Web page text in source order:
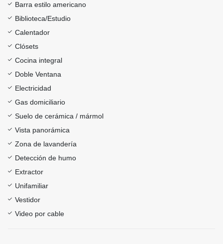
Barra estilo americano
Biblioteca/Estudio
Calentador
Clósets
Cocina integral
Doble Ventana
Electricidad
Gas domiciliario
Suelo de cerámica / mármol
Vista panorámica
Zona de lavandería
Detección de humo
Extractor
Unifamiliar
Vestidor
Video por cable